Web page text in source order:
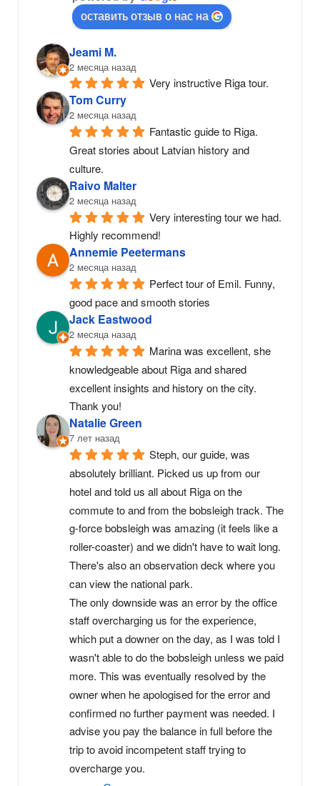
оставить отзыв о нас на
Jeami M.
2 месяца назад
Very instructive Riga tour.
Tom Curry
2 месяца назад
Fantastic guide to Riga.
Great stories about Latvian history and
culture.
Raivo Malter
2 месяца назад
Very interesting tour we had.
Highly recommend!
Annemie Peetermans
2 месяца назад
Perfect tour of Emil. Funny,
good pace and smooth stories
Jack Eastwood
2 месяца назад
Marina was excellent, she
knowledgeable about Riga and shared
excellent insights and history on the city.
Thank you!
Natalie Green
7 лет назад
Steph, our guide, was
absolutely brilliant. Picked us up from our
hotel and told us all about Riga on the
commute to and from the bobsleigh track. The
g-force bobsleigh was amazing (it feels like a
roller-coaster) and we didn't have to wait long.
There's also an observation deck where you
can view the national park.
The only downside was an error by the office
staff overcharging us for the experience,
which put a downer on the day, as I was told I
wasn't able to do the bobsleigh unless we paid
more. This was eventually resolved by the
owner when he apologised for the error and
confirmed no further payment was needed. I
advise you pay the balance in full before the
trip to avoid incompetent staff trying to
overcharge you.